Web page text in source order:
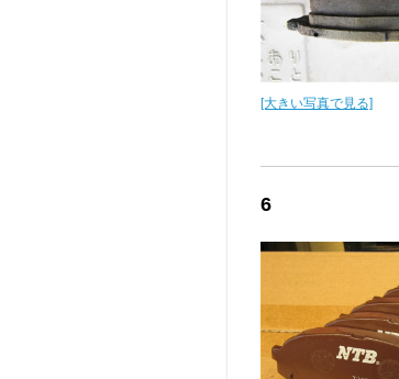
[大きい写真で見る]
6